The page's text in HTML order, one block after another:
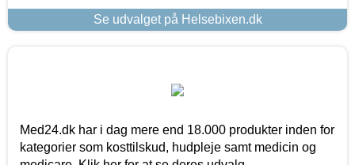
Se udvalget på Helsebixen.dk
Med24.dk har i dag mere end 18.000 produkter inden for
kategorier som kosttilskud, hudpleje samt medicin og